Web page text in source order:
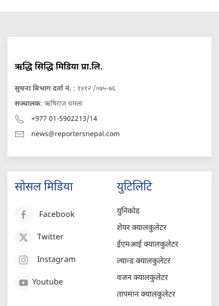
ऋद्धि सिद्धि मिडिया प्रा.लि.
सुचना बिभाग दर्ता नं. : १४१२ /०७५-७६
सञ्चालक: ऋषिराज धमला
+977 01-5902213/14
news@reportersnepal.com
सोसल मिडिया
Facebook
Twitter
Instagram
Youtube
युटिलिटि
युनिकोड
शेयर क्यालकुलेटर
ईएमआई क्यालकुलेटर
ल्यान्ड क्यालकुलेटर
वजन क्यालकुलेटर
तापमान क्यालकुलेटर